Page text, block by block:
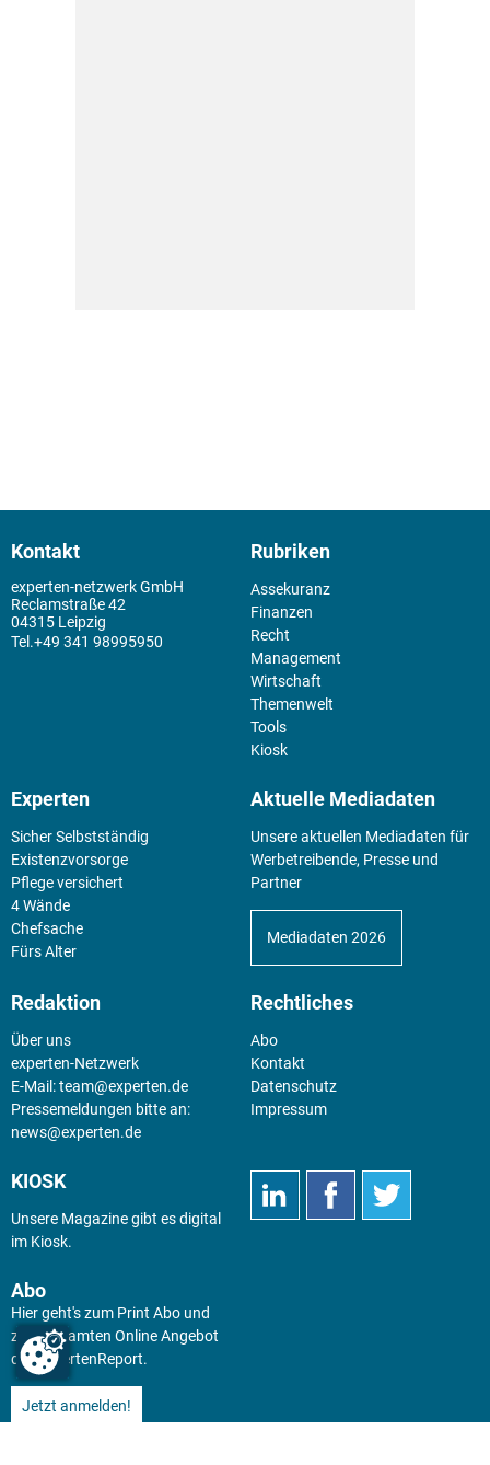
Kontakt
experten-netzwerk GmbH
Reclamstraße 42
04315 Leipzig
+49 341 98995950
Rubriken
Assekuranz
Finanzen
Recht
Management
Wirtschaft
Themenwelt
Tools
Kiosk
Experten
Sicher Selbstständig
Existenz­vorsorge
Pflege versichert
4 Wände
Chefsache
Fürs Alter
Aktuelle Mediadaten
Unsere aktuellen Mediadaten für
Werbetreibende, Presse und
Partner
Mediadaten 2026
Redaktion
Über uns
experten-Netzwerk
E-Mail:team@experten.de
Pressemeldungen bitte an:
news@experten.de
Rechtliches
Abo
Kontakt
Datenschutz
Impressum
KIOSK
Unsere Magazine gibt es digital
im Kiosk.
Abo
Hier geht's zum Print Abo und
zum gesamten Online Angebot
des expertenReport.
Jetzt anmelden!